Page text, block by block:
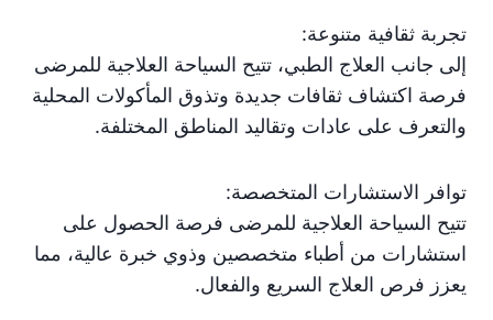
تجربة ثقافية متنوعة:
إلى جانب العلاج الطبي، تتيح السياحة العلاجية للمرضى
فرصة اكتشاف ثقافات جديدة وتذوق المأكولات المحلية
والتعرف على عادات وتقاليد المناطق المختلفة.
توافر الاستشارات المتخصصة:
تتيح السياحة العلاجية للمرضى فرصة الحصول على
استشارات من أطباء متخصصين وذوي خبرة عالية، مما
يعزز فرص العلاج السريع والفعال.